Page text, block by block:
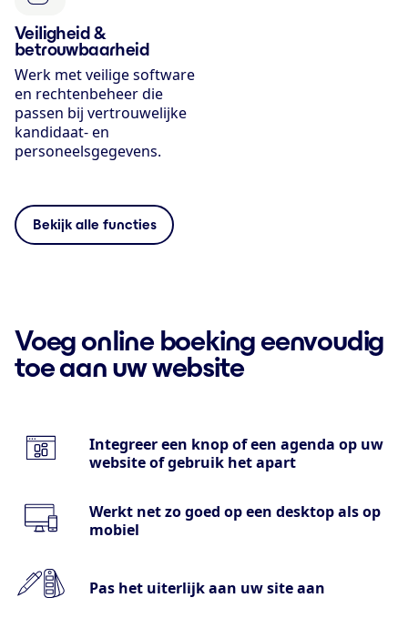
Veiligheid &
betrouwbaarheid
Werk met veilige software
en rechtenbeheer die
passen bij vertrouwelijke
kandidaat- en
personeelsgegevens.
Bekijk alle functies
Voeg online boeking eenvoudig
toe aan uw website
Integreer een knop of een agenda op uw
website of gebruik het apart
Werkt net zo goed op een desktop als op
mobiel
Pas het uiterlijk aan uw site aan